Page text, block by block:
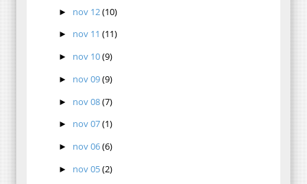
► nov 12(10)
► nov 11(11)
► nov 10(9)
► nov 09(9)
► nov 08(7)
► nov 07(1)
► nov 06(6)
► nov 05(2)